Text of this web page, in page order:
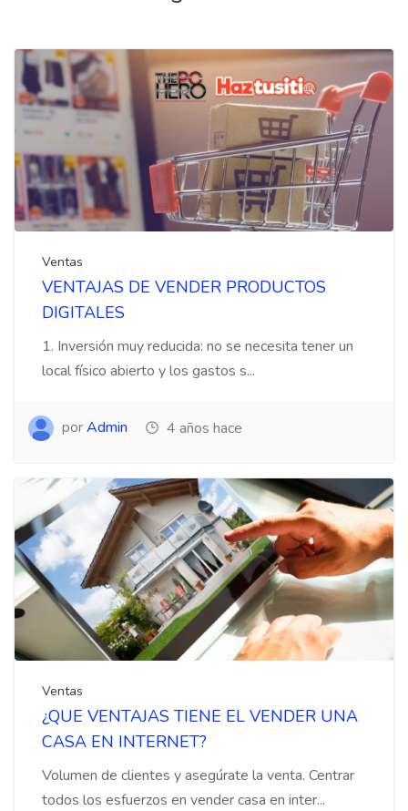
Ventas
VENTAJAS DE VENDER PRODUCTOS
DIGITALES
1. Inversión muy reducida: no se necesita tener un
local físico abierto y los gastos s...
porAdmin 4 años hace
Ventas
¿QUE VENTAJAS TIENE EL VENDER UNA
CASA EN INTERNET?
Volumen de clientes y asegúrate la venta. Centrar
todos los esfuerzos en vender casa en inter...